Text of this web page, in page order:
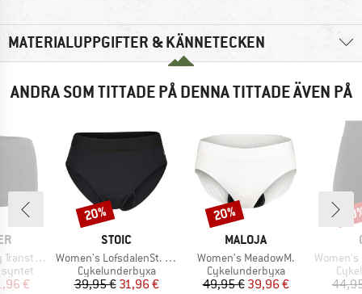
MATERIALUPPGIFTER & KÄNNETECKEN
ANDRA SOM TITTADE PÅ DENNA TITTADE ÄVEN PÅ
Light
syntet
pris
€
VARUMÄRKE
STOIC
Produkter
Women's LofsdalenSt. Bike Slip
Produktgrupp
Cykelunderbyxa
Pris
39,95 €Reducerat pris
31,96 €
Rabatt
20%
VARUMÄRKE
MALOJA
Produkter
Women's MeadowM.
Produktgrupp
Cykelunderbyxa
Pris
49,95 €Reducerat pris
39,96 €
Rabatt
20%
Produkter
Women's